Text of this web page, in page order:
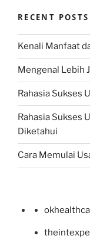
RECENT POSTS
Kenali Manfaat
Mengenal Lebih
Rahasia Sukses
Rahasia Sukses
Diketahui
Cara Memulai